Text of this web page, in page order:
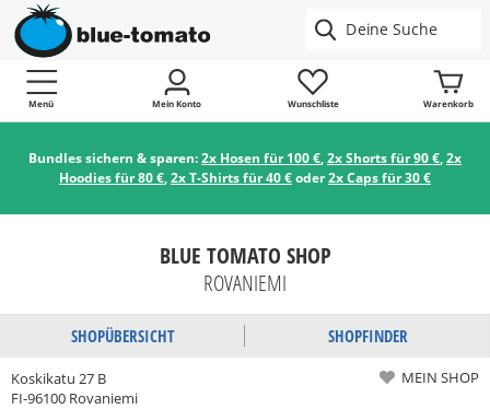
Menü Mein Konto Wunschliste Warenkorb
Bundles sichern & sparen:2x Hosen für 100 €,2x Shorts für 90 €,2x
Hoodies für 80 €,2x T-Shirts für 40 €oder2x Caps für 30 €
BLUE TOMATO SHOP
ROVANIEMI
SHOPÜBERSICHT SHOPFINDER
Koskikatu 27 B
FI-96100 Rovaniemi
MEIN SHOP